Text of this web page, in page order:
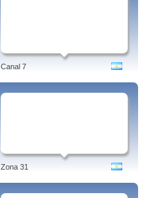
Canal 7
Zona 31